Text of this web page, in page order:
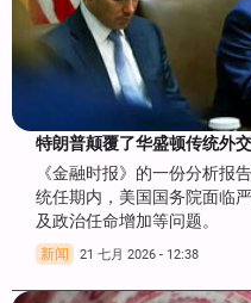
特朗普颠覆了华盛顿传统外
《金融时报》的一份分析报
统任期内，美国国务院面临
及政治任命增加等问题。
新闻 21 七月 2026 - 12:38